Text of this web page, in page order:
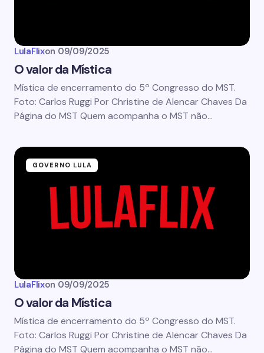
LulaFlixon 09/09/2025
O valor da Mística
Mística de encerramento do 5º Congresso do MST.
Foto: Carlos Ruggi Por Christine de Alencar Chaves Da
Página do MST Quem acompanha o MST não…
GOVERNO LULA
LulaFlixon 09/09/2025
O valor da Mística
Mística de encerramento do 5º Congresso do MST.
Foto: Carlos Ruggi Por Christine de Alencar Chaves Da
Página do MST Quem acompanha o MST não…